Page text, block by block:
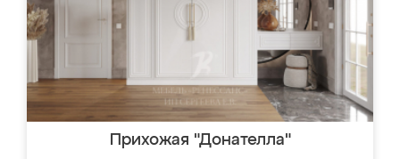
Прихожая "Донателла"